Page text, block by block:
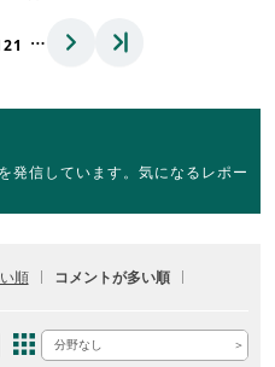
…
発信しています。気になるレポー
順 コメントが多い順
分野なし